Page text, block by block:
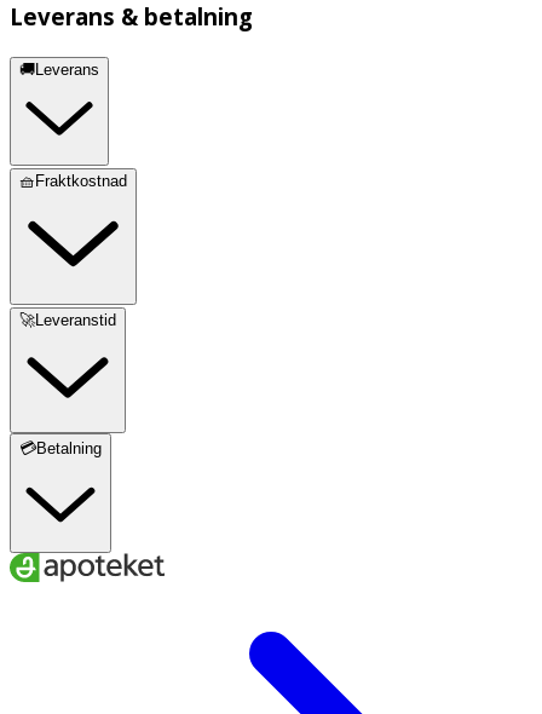
Leverans & betalning
🚚Leverans
🧺Fraktkostnad
🚀Leveranstid
💳Betalning